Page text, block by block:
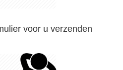
voor u verzenden